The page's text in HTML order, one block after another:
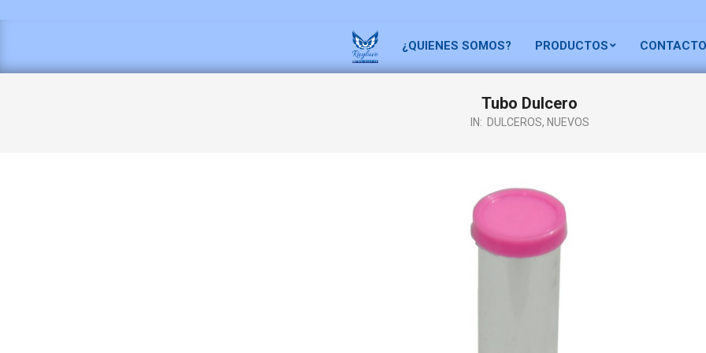
¿QUIENES SOMOS? PRODUCTOS CONTACTO
Tubo Dulcero
IN: DULCEROS, NUEVOS